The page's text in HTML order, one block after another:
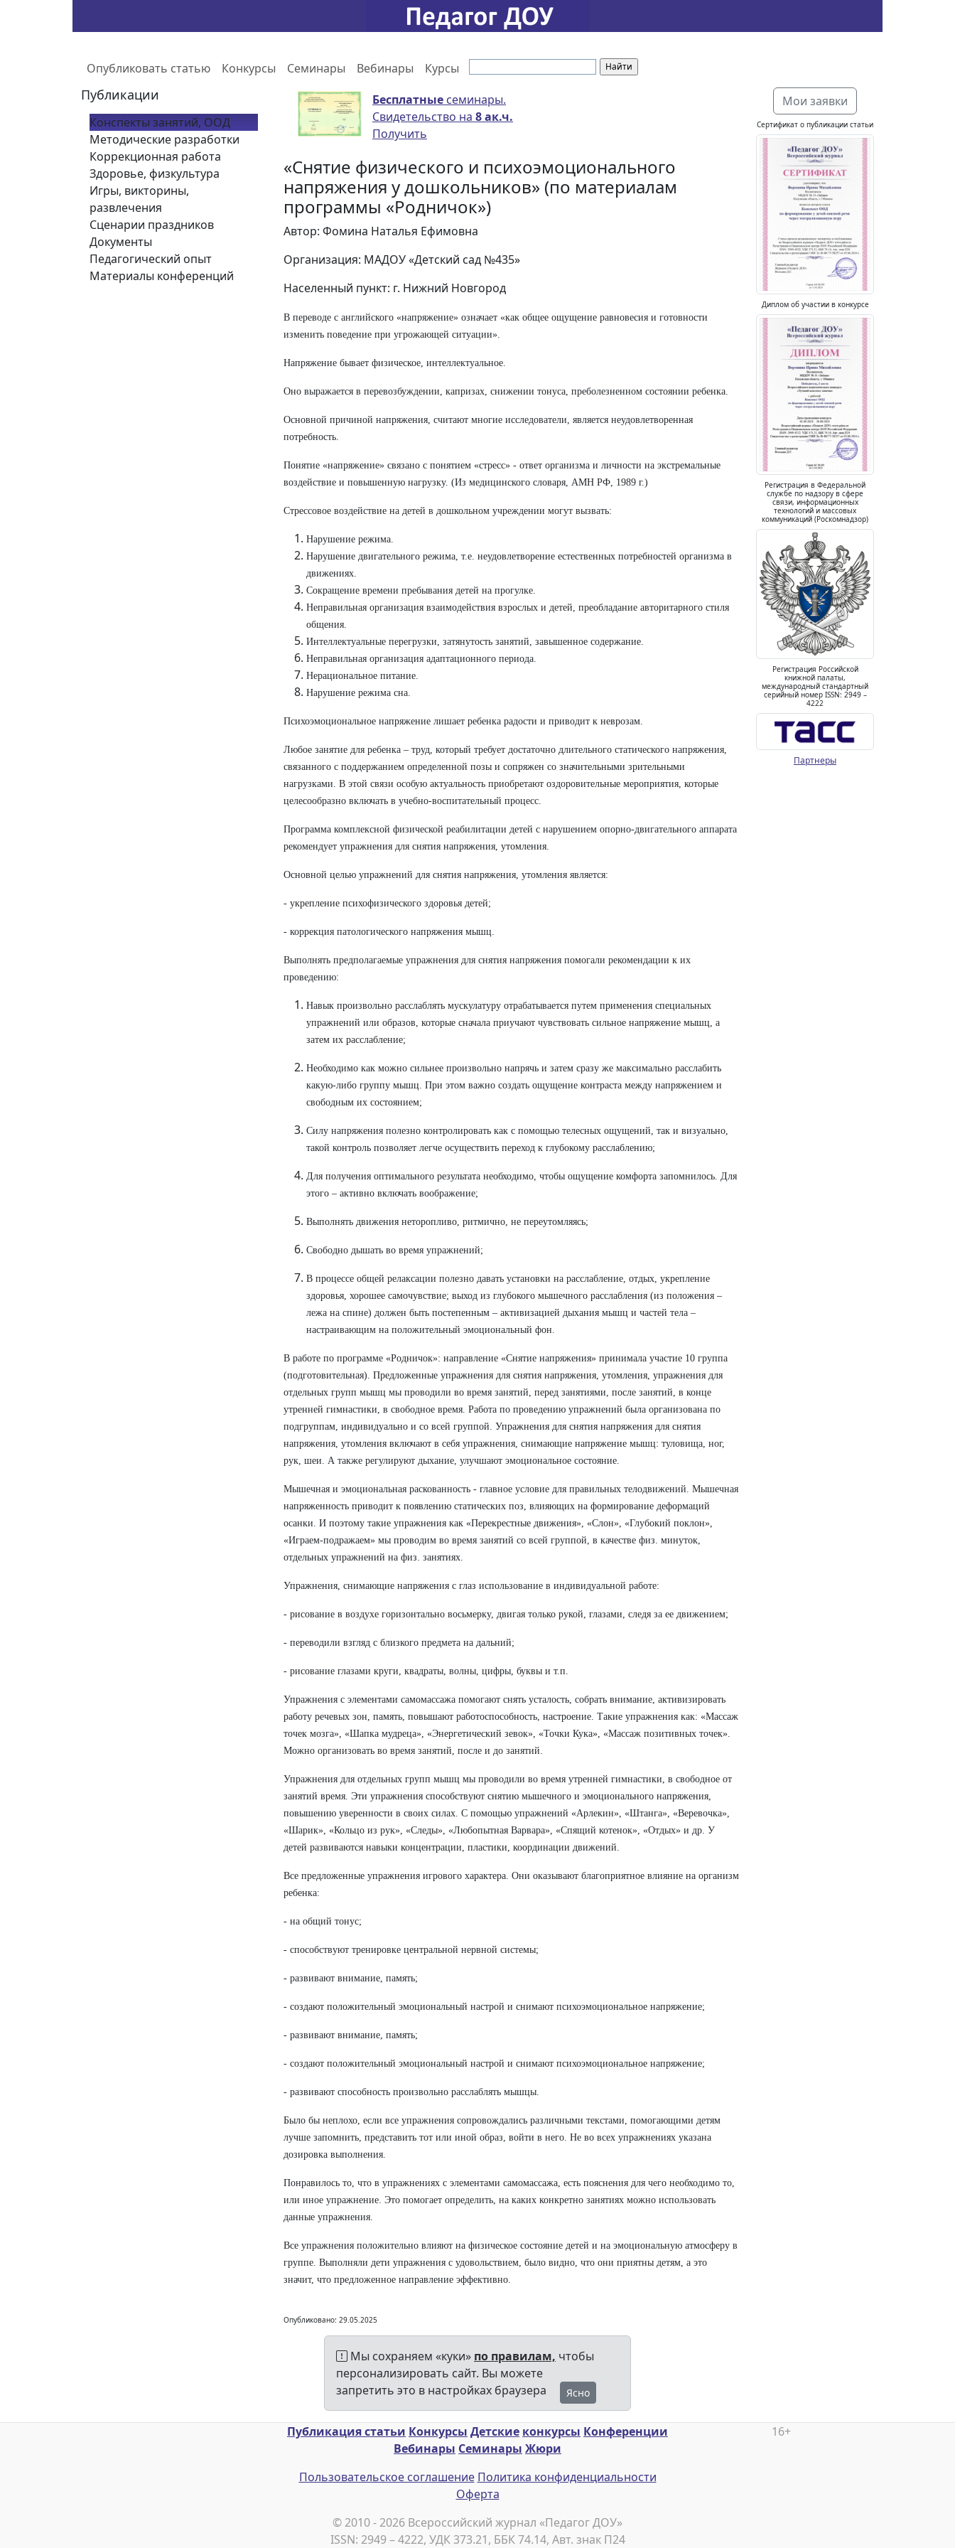
Опубликовать статью Конкурсы Семинары Вебинары Курсы
Публикации
Конспекты занятий, ООД
Методические разработки
Коррекционная работа
Здоровье, физкультура
Игры, викторины,
развлечения
Сценарии праздников
Документы
Педагогический опыт
Материалы конференций
Бесплатные семинары.
Свидетельство на 8 ак.ч.
Получить
«Снятие физического и психоэмоционального
напряжения у дошкольников» (по материалам
программы «Родничок»)
Автор: Фомина Наталья Ефимовна
Организация: МАДОУ «Детский сад №435»
Населенный пункт: г. Нижний Новгород
В переводе с английского «напряжение» означает «как общее ощущение равновесия и готовности
изменить поведение при угрожающей ситуации».
Напряжение бывает физическое, интеллектуальное.
Оно выражается в перевозбуждении, капризах, снижении тонуса, преболезненном состоянии ребенка.
Основной причиной напряжения, считают многие исследователи, является неудовлетворенная
потребность.
Понятие «напряжение» связано с понятием «стресс» - ответ организма и личности на экстремальные
воздействие и повышенную нагрузку. (Из медицинского словаря, АМН РФ, 1989 г.)
Стрессовое воздействие на детей в дошкольном учреждении могут вызвать:
Нарушение режима.
Нарушение двигательного режима, т.е. неудовлетворение естественных потребностей организма в
движениях.
Сокращение времени пребывания детей на прогулке.
Неправильная организация взаимодействия взрослых и детей, преобладание авторитарного стиля
общения.
Интеллектуальные перегрузки, затянутость занятий, завышенное содержание.
Неправильная организация адаптационного периода.
Нерациональное питание.
Нарушение режима сна.
Психоэмоциональное напряжение лишает ребенка радости и приводит к неврозам.
Любое занятие для ребенка – труд, который требует достаточно длительного статического напряжения,
связанного с поддержанием определенной позы и сопряжен со значительными зрительными
нагрузками. В этой связи особую актуальность приобретают оздоровительные мероприятия, которые
целесообразно включать в учебно-воспитательный процесс.
Программа комплексной физической реабилитации детей с нарушением опорно-двигательного аппарата
рекомендует упражнения для снятия напряжения, утомления.
Основной целью упражнений для снятия напряжения, утомления является:
- укрепление психофизического здоровья детей;
- коррекция патологического напряжения мышц.
Выполнять предполагаемые упражнения для снятия напряжения помогали рекомендации к их
проведению:
Навык произвольно расслаблять мускулатуру отрабатывается путем применения специальных
упражнений или образов, которые сначала приучают чувствовать сильное напряжение мышц, а
затем их расслабление;
Необходимо как можно сильнее произвольно напрячь и затем сразу же максимально расслабить
какую-либо группу мышц. При этом важно создать ощущение контраста между напряжением и
свободным их состоянием;
Силу напряжения полезно контролировать как с помощью телесных ощущений, так и визуально,
такой контроль позволяет легче осуществить переход к глубокому расслаблению;
Для получения оптимального результата необходимо, чтобы ощущение комфорта запомнилось. Для
этого – активно включать воображение;
Выполнять движения неторопливо, ритмично, не переутомляясь;
Свободно дышать во время упражнений;
В процессе общей релаксации полезно давать установки на расслабление, отдых, укрепление
здоровья, хорошее самочувствие; выход из глубокого мышечного расслабления (из положения –
лежа на спине) должен быть постепенным – активизацией дыхания мышц и частей тела –
настраивающим на положительный эмоциональный фон.
В работе по программе «Родничок»: направление «Снятие напряжения» принимала участие 10 группа
(подготовительная). Предложенные упражнения для снятия напряжения, утомления, упражнения для
отдельных групп мышц мы проводили во время занятий, перед занятиями, после занятий, в конце
утренней гимнастики, в свободное время. Работа по проведению упражнений была организована по
подгруппам, индивидуально и со всей группой. Упражнения для снятия напряжения для снятия
напряжения, утомления включают в себя упражнения, снимающие напряжение мышц: туловища, ног,
рук, шеи. А также регулируют дыхание, улучшают эмоциональное состояние.
Мышечная и эмоциональная раскованность - главное условие для правильных телодвижений. Мышечная
напряженность приводит к появлению статических поз, влияющих на формирование деформаций
осанки. И поэтому такие упражнения как «Перекрестные движения», «Слон», «Глубокий поклон»,
«Играем-подражаем» мы проводим во время занятий со всей группой, в качестве физ. минуток,
отдельных упражнений на физ. занятиях.
Упражнения, снимающие напряжения с глаз использование в индивидуальной работе:
- рисование в воздухе горизонтально восьмерку, двигая только рукой, глазами, следя за ее движением;
- переводили взгляд с близкого предмета на дальний;
- рисование глазами круги, квадраты, волны, цифры, буквы и т.п.
Упражнения с элементами самомассажа помогают снять усталость, собрать внимание, активизировать
работу речевых зон, память, повышают работоспособность, настроение. Такие упражнения как: «Массаж
точек мозга», «Шапка мудреца», «Энергетический зевок», «Точки Кука», «Массаж позитивных точек».
Можно организовать во время занятий, после и до занятий.
Упражнения для отдельных групп мышц мы проводили во время утренней гимнастики, в свободное от
занятий время. Эти упражнения способствуют снятию мышечного и эмоционального напряжения,
повышению уверенности в своих силах. С помощью упражнений «Арлекин», «Штанга», «Веревочка»,
«Шарик», «Кольцо из рук», «Следы», «Любопытная Варвара», «Спящий котенок», «Отдых» и др. У
детей развиваются навыки концентрации, пластики, координации движений.
Все предложенные упражнения игрового характера. Они оказывают благоприятное влияние на организм
ребенка:
- на общий тонус;
- способствуют тренировке центральной нервной системы;
- развивают внимание, память;
- создают положительный эмоциональный настрой и снимают психоэмоциональное напряжение;
- развивают внимание, память;
- создают положительный эмоциональный настрой и снимают психоэмоциональное напряжение;
- развивают способность произвольно расслаблять мышцы.
Было бы неплохо, если все упражнения сопровождались различными текстами, помогающими детям
лучше запомнить, представить тот или иной образ, войти в него. Не во всех упражнениях указана
дозировка выполнения.
Понравилось то, что в упражнениях с элементами самомассажа, есть пояснения для чего необходимо то,
или иное упражнение. Это помогает определить, на каких конкретно занятиях можно использовать
данные упражнения.
Все упражнения положительно влияют на физическое состояние детей и на эмоциональную атмосферу в
группе. Выполняли дети упражнения с удовольствием, было видно, что они приятны детям, а это
значит, что предложенное направление эффективно.
Опубликовано: 29.05.2025
Мои заявки
Сертификат о публикации статьи
Диплом об участии в конкурсе
Регистрация в Федеральной
службе по надзору в сфере
связи, информационных
технологий и массовых
коммуникаций (Роскомнадзор)
Регистрация Российской
книжной палаты,
международный стандартный
серийный номер ISSN: 2949 –
4222
Партнеры
Мы сохраняем «куки» по правилам, чтобы
персонализировать сайт. Вы можете
запретить это в настройках браузера
Ясно
Публикация статьи Конкурсы Детские конкурсы Конференции
Вебинары Семинары Жюри
Пользовательское соглашение Политика конфиденциальности
Оферта
© 2010 - 2026 Всероссийский журнал «Педагог ДОУ»
ISSN: 2949 – 4222, УДК 373.21, ББК 74.14, Авт. знак П24
16+